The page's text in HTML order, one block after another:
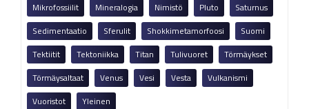
Mikrofossiilit
Mineralogia Nimistö Pluto
Saturnus
Sedimentaatio
Sferulit Shokkimetamorfoosi
Suomi
Tektiitit
Tektoniikka Titan Tulivuoret
Törmäykset
Törmäysaltaat
Venus Vesi Vesta
Vulkanismi
Vuoristot
Yleinen